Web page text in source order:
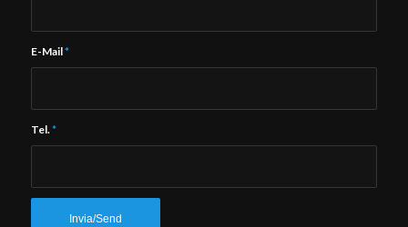
E-Mail*
Tel.*